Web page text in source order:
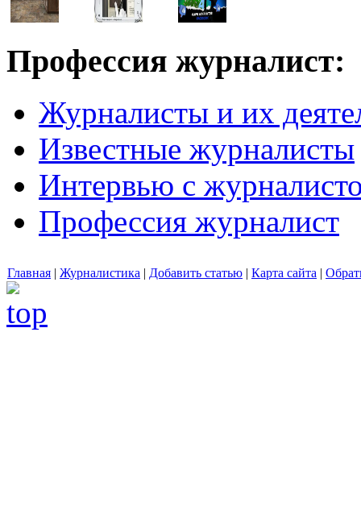
Профессия журналист:
Журналисты и их
Известные журналисты
Интервью с
Профессия журналист
Главная | Журналистика | Добавить статью | Карта сайта |